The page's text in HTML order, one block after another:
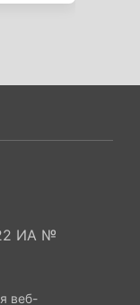
ИА №
веб-